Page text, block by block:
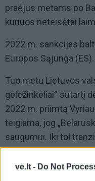
ve.lt - Do Not
praėjus metams po
kuriuos neteisėtai
2022 m. sankcijas
Europos Sąjunga (ES).
Tuo metu Lietuvos
geležinkeliai“ sutartį
2022 m. priimtą
teigiama, jog
saugumui. Iki tol
pabaigos.